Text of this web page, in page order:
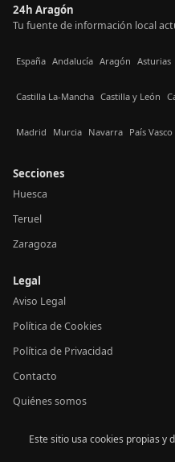
24h Aragón
Tu fuente de información local
España Andalucía Aragón Asturias
Castilla La-Mancha Castilla y León
Madrid Murcia Navarra País Vasco
Secciones
Huesca
Teruel
Zaragoza
Legal
Aviso Legal
Política de Cookies
Política de Privacidad
Contacto
Quiénes somos
© 2026
Este sitio usa cookies propias y